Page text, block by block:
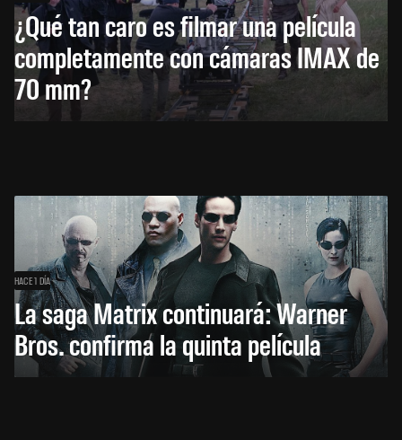
¿Qué tan caro es filmar una película
completamente con cámaras IMAX de
70 mm?
HACE 1 DÍA
La saga Matrix continuará: Warner
Bros. confirma la quinta película